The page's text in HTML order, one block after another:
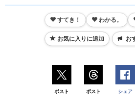
すてき！ わかる。
お気に入りに追加 お
ポスト ポスト シェア